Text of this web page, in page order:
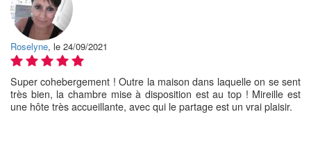
Roselyne, le 24/09/2021
Super cohebergement ! Outre la maison dans laquelle on se sent
très bien, la chambre mise à disposition est au top ! Mireille est
une hôte très accueillante, avec qui le partage est un vrai plaisir.